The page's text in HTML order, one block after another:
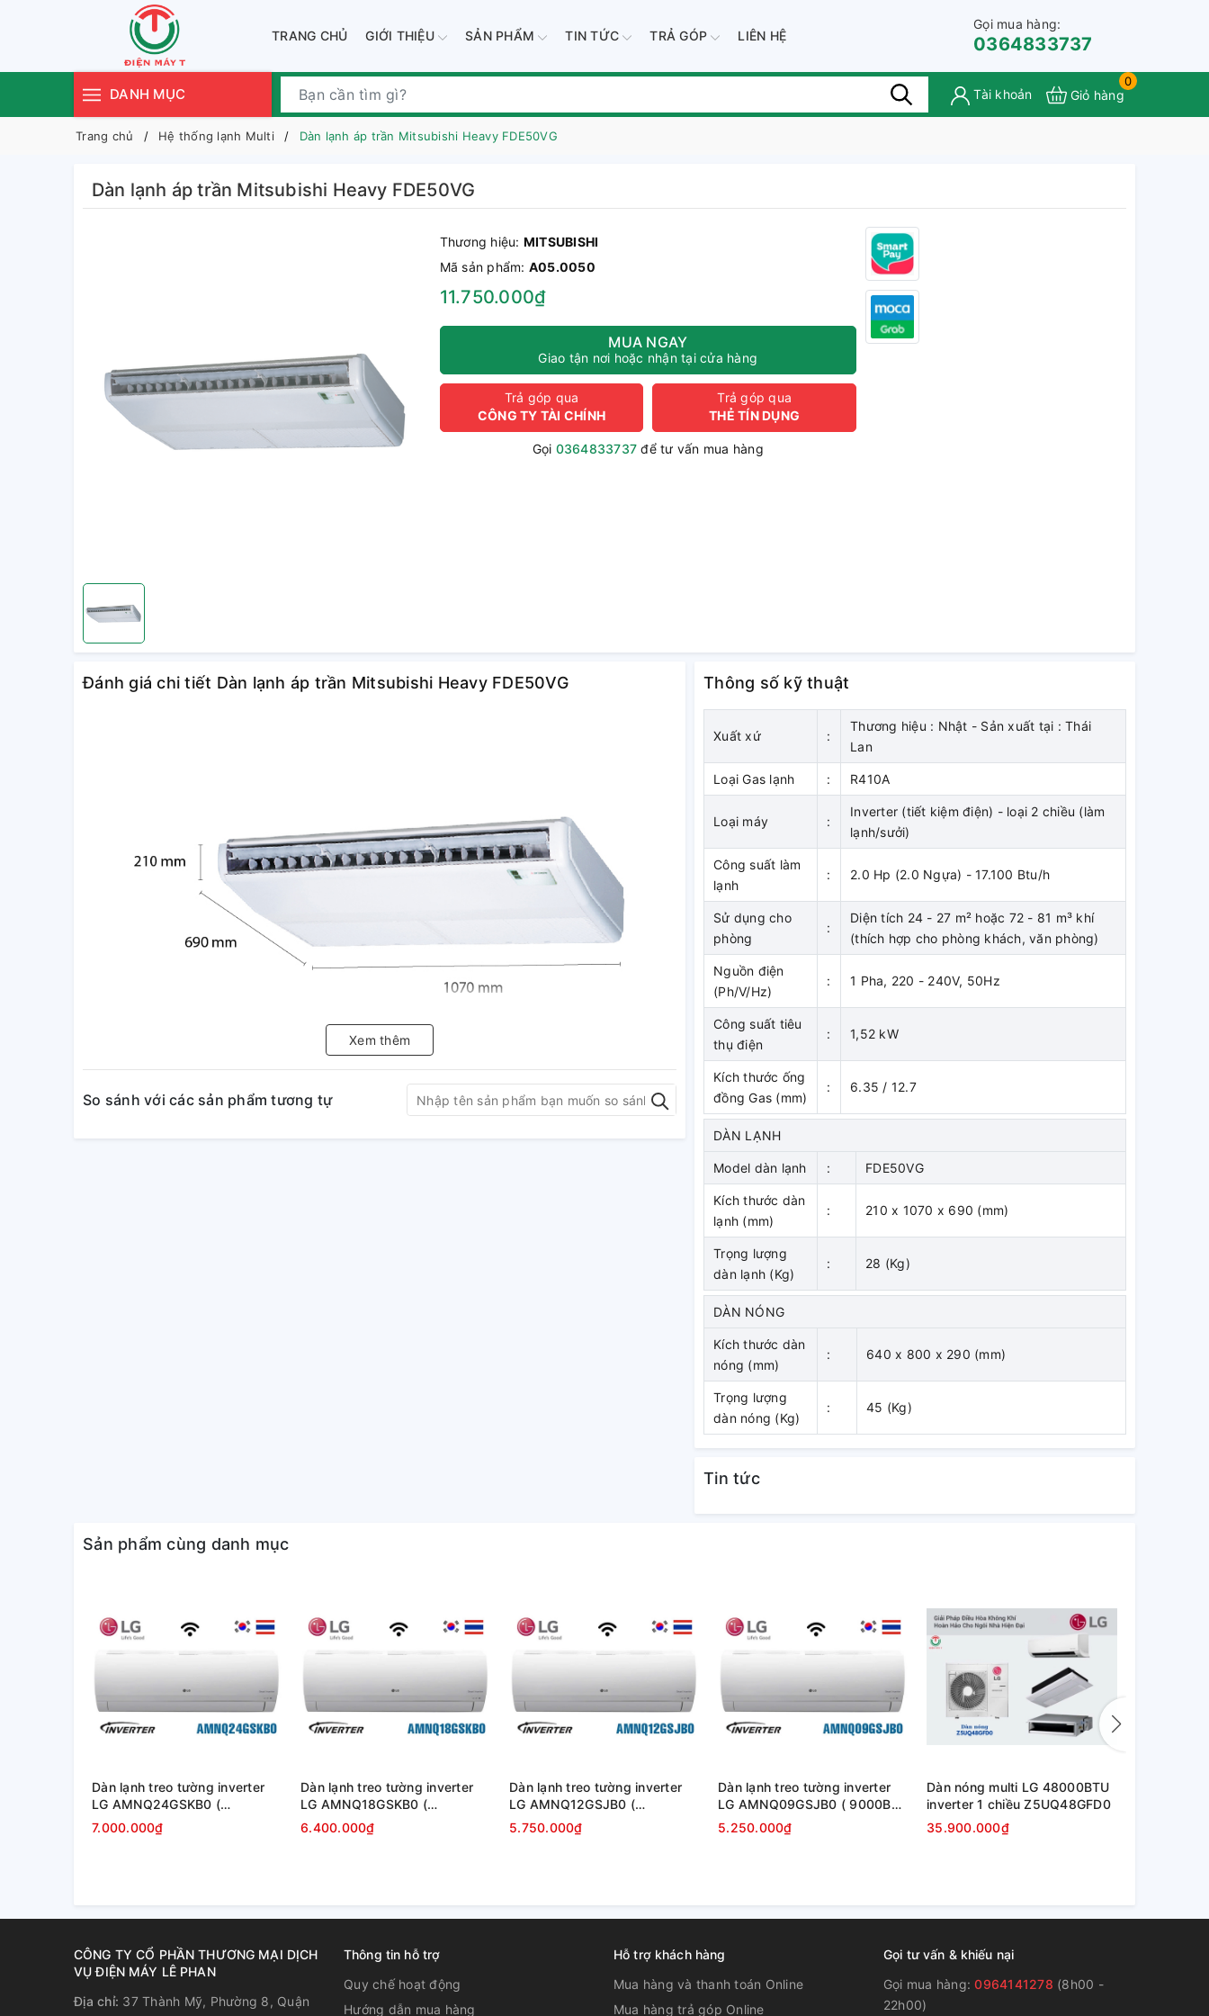
TRANG CHỦ GIỚI THIỆU SẢN PHẨM TIN TỨC TRẢ GÓP LIÊN HỆ
Gọi mua hàng:
0364833737
DANH MỤC Tài khoản
0
Giỏ hàng
Trang chủ Hệ thống lạnh Multi Dàn lạnh áp trần Mitsubishi Heavy FDE50VG
Dàn lạnh áp trần Mitsubishi Heavy FDE50VG
Thương hiệu: MITSUBISHI
Mã sản phẩm: A05.0050
11.750.000₫
MUA NGAY
Giao tận nơi hoặc nhận tại cửa hàng
Trả góp qua
CÔNG TY TÀI CHÍNH
Trả góp qua
THẺ TÍN DỤNG
Gọi 0364833737 để tư vấn mua hàng
Đánh giá chi tiết Dàn lạnh áp trần Mitsubishi Heavy FDE50VG
Giảm độ ồn (chế độ Lo)
Giảm trọng lượng
đáng kể.
Xem thêm
So sánh với các sản phẩm tương tự
Thông số kỹ thuật
Xuất xứ :
Thương hiệu : Nhật - Sản xuất tại : Thái
Lan
Loại Gas lạnh : R410A
Loại máy :
Inverter (tiết kiệm điện) - loại 2 chiều (làm
lạnh/sưởi)
Công suất làm
lạnh
: 2.0 Hp (2.0 Ngựa) - 17.100 Btu/h
Sử dụng cho
phòng
:
Diện tích 24 - 27 m² hoặc 72 - 81 m³ khí
(thích hợp cho phòng khách, văn phòng)
Nguồn điện
(Ph/V/Hz)
: 1 Pha, 220 - 240V, 50Hz
Công suất tiêu
thụ điện
: 1,52 kW
Kích thước ống
đồng Gas (mm)
: 6.35 / 12.7
DÀN LẠNH
Model dàn lạnh : FDE50VG
Kích thước dàn
lạnh (mm)
: 210 x 1070 x 690 (mm)
Trọng lượng
dàn lạnh (Kg)
: 28 (Kg)
DÀN NÓNG
Kích thước dàn
nóng (mm)
: 640 x 800 x 290 (mm)
Trọng lượng
dàn nóng (Kg)
: 45 (Kg)
Tin tức
Sản phẩm cùng danh mục
Dàn lạnh treo tường inverter
LG AMNQ24GSKB0 (
24000BTU )
7.000.000₫
Dàn lạnh treo tường inverter
LG AMNQ18GSKB0 (
18000BTU )
6.400.000₫
Dàn lạnh treo tường inverter
LG AMNQ12GSJB0 (
12000BTU )
5.750.000₫
Dàn lạnh treo tường inverter
LG AMNQ09GSJB0 ( 9000BTU
)
5.250.000₫
Dàn nóng multi LG 48000BTU
inverter 1 chiều Z5UQ48GFD0
35.900.000₫
CÔNG TY CỔ PHẦN THƯƠNG MẠI DỊCH
VỤ ĐIỆN MÁY LÊ PHAN
Địa chỉ: 37 Thành Mỹ, Phường 8, Quận
Thông tin hỗ trợ
Quy chế hoạt động
Hướng dẫn mua hàng
Hỗ trợ khách hàng
Mua hàng và thanh toán Online
Mua hàng trả góp Online
Gọi tư vấn & khiếu nại
Gọi mua hàng:0964141278 (8h00 -
22h00)